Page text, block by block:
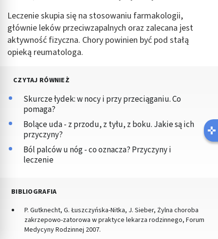
Leczenie skupia się na stosowaniu farmakologii,
głównie leków przeciwzapalnych oraz zalecana jest
aktywność fizyczna. Chory powinien być pod stałą
opieką reumatologa.
CZYTAJ RÓWNIEŻ
Skurcze łydek: w nocy i przy przeciąganiu. Co
pomaga?
Bolące uda - z przodu, z tyłu, z boku. Jakie są ich
przyczyny?
Ból palców u nóg - co oznacza? Przyczyny i
leczenie
BIBLIOGRAFIA
P. Gutknecht, G. Łuszczyńska-Nitka, J. Sieber, Żylna choroba
zakrzepowo-zatorowa w praktyce lekarza rodzinnego, Forum
Medycyny Rodzinnej 2007.